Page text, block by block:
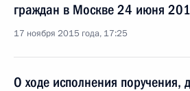
граждан в Москве 24 июня
17 ноября 2015 года, 17:25
О ходе исполнения поручения,